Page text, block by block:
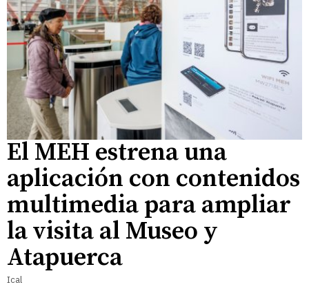
El MEH estrena una
aplicación con contenidos
multimedia para ampliar
la visita al Museo y
Atapuerca
Ical